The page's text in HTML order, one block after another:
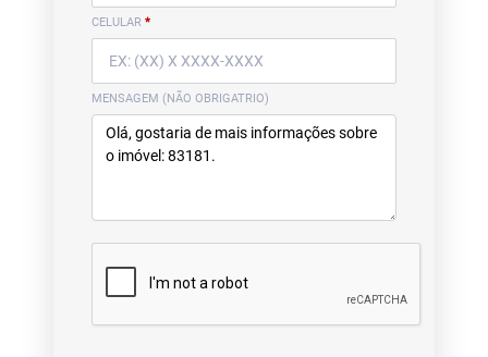
CELULAR *
MENSAGEM (NÃO OBRIGATRIO)